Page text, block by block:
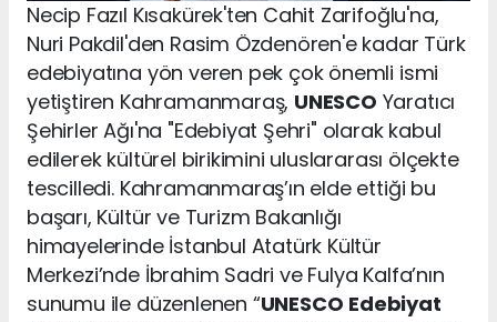
Necip Fazıl Kısakürek'ten Cahit Zarifoğlu'na,
Nuri Pakdil'den Rasim Özdenören'e kadar Türk
edebiyatına yön veren pek çok önemli ismi
yetiştiren Kahramanmaraş, UNESCO Yaratıcı
Şehirler Ağı'na "Edebiyat Şehri" olarak kabul
edilerek kültürel birikimini uluslararası ölçekte
tescilledi. Kahramanmaraş’ın elde ettiği bu
başarı, Kültür ve Turizm Bakanlığı
himayelerinde İstanbul Atatürk Kültür
Merkezi’nde İbrahim Sadri ve Fulya Kalfa’nın
sunumu ile düzenlenen “UNESCO Edebiyat